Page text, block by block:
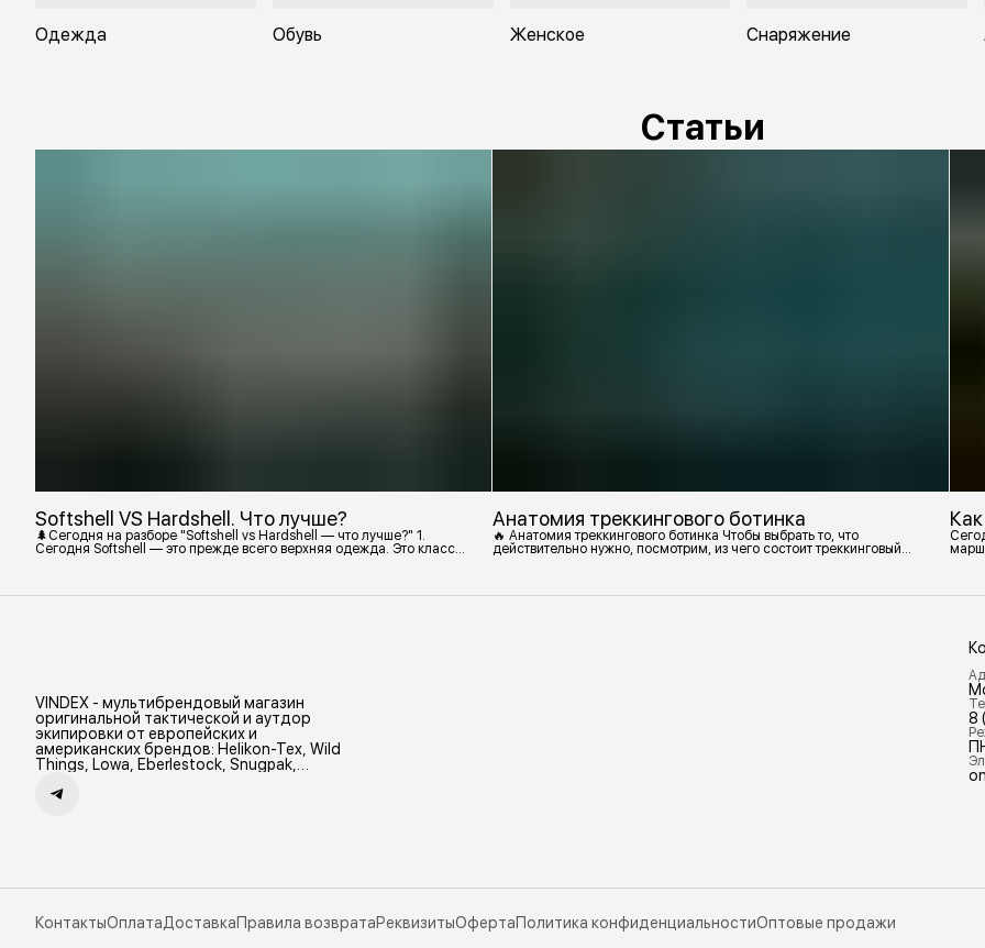
Одежда Обувь Женское Снаряжение
Статьи
Softshell VS Hardshell. Что лучше?
🌲Сегодня на разборе "Softshell vs Hardshell — что лучше?" 1.
Сегодня Softshell — это прежде всего верхняя одежда. Это класс
Анатомия треккингового ботинка
🔥 Анатомия треккингового ботинка Чтобы выбрать то, что
действительно нужно, посмотрим, из чего состоит треккинговый
VINDEX - мультибрендовый магазин
оригинальной тактической и аутдор
экипировки от европейских и
американских брендов: Helikon-Tex, Wild
Things, Lowa, Eberlestock, Snugpak,
8
КонтактыОплатаДоставкаПравила возвратаРеквизитыОфертаПолитика конфиденциальностиОптовые продажи